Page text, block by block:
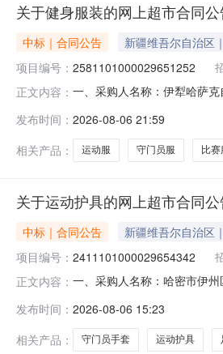
关于健身服装的网上超市合同
中标｜合同公告
新疆维吾尔自治区
项目编号： 2581101000029651252
正文内容： 一、采购人名称：伊犁哈萨
套卡尔美/KELME白色双
发布时间： 2026-08-06 21:59
相关产品：
运动服 守门员服 比赛
关于运动护具的网上超市合同
中标｜合同公告 新疆维吾尔自治区
项目编号： 2411101000029654342
正文内容： 一、采购人名称：哈密市伊
板小腿骨骼保护防受伤世达/
发布时间： 2026-08-06 15:23
相关产品：
守门员手套 运动护具